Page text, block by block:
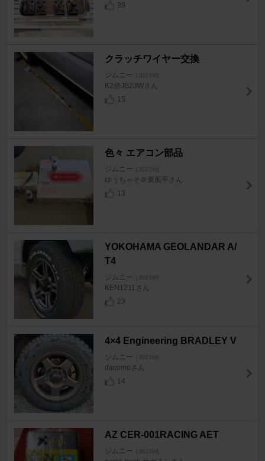
39
クラッチワイヤー交換
ジムニー [JB23W]
K2@JB23Wさん
15
色々 エアコン部品
ジムニー [JB23W]
ゆうちゃそ＠東風平さん
13
YOKOHAMA GEOLANDAR A/
T4
ジムニー [JB23W]
KEN1211さん
23
4×4 Engineering BRADLEY V
ジムニー [JB23W]
dacomoさん
14
AZ CER-001RACING AET
ジムニー [JB23W]